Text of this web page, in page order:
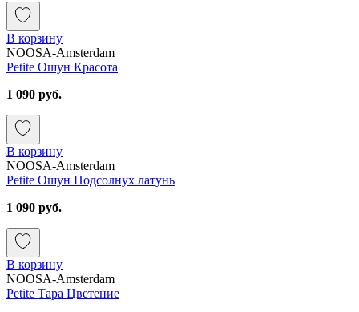
В корзину
NOOSA-Amsterdam
Petite Ошун Красота
1 090 руб.
В корзину
NOOSA-Amsterdam
Petite Ошун Подсолнух латунь
1 090 руб.
В корзину
NOOSA-Amsterdam
Petite Тара Цветение